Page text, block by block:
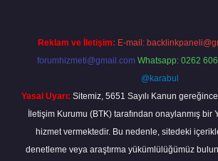
Reklam ve İletişim: E-mail:
forumhizmeti@gmail.com Whatsapp: 0262
@karabul
Yasal Uyarı: Sitemiz, 5651 Sayılı Kanun
İletişim Kurumu (BTK) tarafından onaylanmış bir
hizmet vermektedir. Bu nedenle, sitedeki
denetleme veya araştırma yükümlülüğümüz